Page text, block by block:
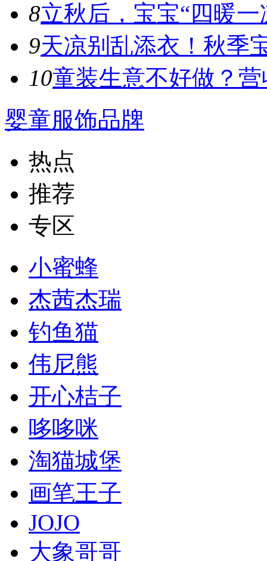
8立秋后，宝宝“四暖
9天凉别乱添衣！秋季
10童装生意不好做？
婴童服饰品牌
热点
推荐
专区
小蜜蜂
杰茜杰瑞
钓鱼猫
伟尼熊
开心桔子
哆哆咪
淘猫城堡
画笔王子
JOJO
大象哥哥